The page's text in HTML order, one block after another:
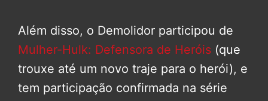
Além disso, o Demolidor participou de
Mulher-Hulk: Defensora de Heróis (que
trouxe até um novo traje para o herói), e
tem participação confirmada na série